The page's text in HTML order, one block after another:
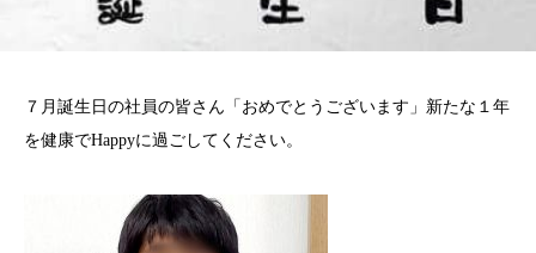
７月誕生日の社員の皆さん「おめでとうございます」新たな１年
を健康でHappyに過ごしてください。